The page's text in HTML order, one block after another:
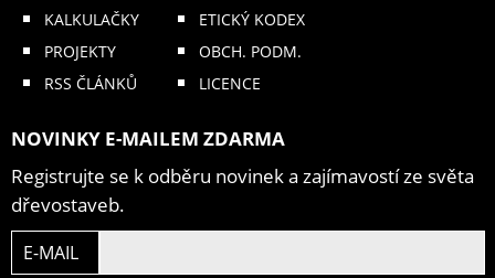
KALKULAČKY
PROJEKTY
RSS ČLÁNKŮ
ETICKÝ KODEX
OBCH. PODM.
LICENCE
NOVINKY E-MAILEM ZDARMA
Registrujte se k odběru novinek a zajímavostí ze světa
dřevostaveb.
E-MAIL